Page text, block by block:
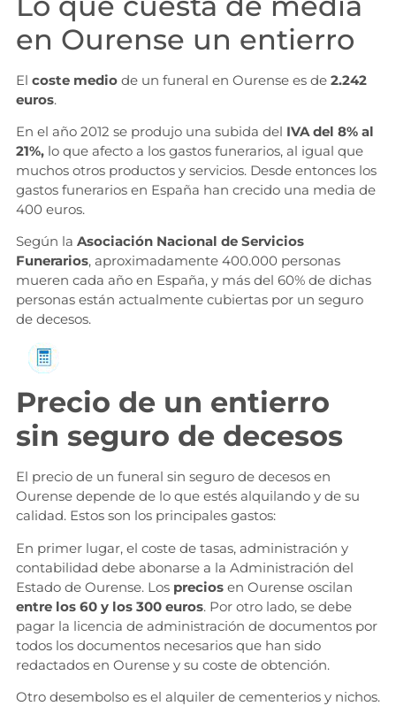
en Ourense un entierro
El coste mediode un funeral en Ourense es de 2.242
euros.
En el año 2012 se produjo una subida del IVA del 8% al
21%,lo que afecto a los gastos funerarios, al igual que
muchos otros productos y servicios. Desde entonces los
gastos funerarios en España han crecido una media de
400 euros.
Según la Asociación Nacional de Servicios
Funerarios, aproximadamente 400.000 personas
mueren cada año en España, y más del 60% de dichas
personas están actualmente cubiertas por un seguro
de decesos.
Precio de un entierro
sin seguro de decesos
El precio de un funeral sin seguro de decesos en
Ourense depende de lo que estés alquilando y de su
calidad. Estos son los principales gastos:
En primer lugar, el coste de tasas, administración y
contabilidad debe abonarse a la Administración del
Estado de Ourense. Los preciosen Ourense oscilan
entre los 60 y los 300 euros. Por otro lado, se debe
pagar la licencia de administración de documentos por
todos los documentos necesarios que han sido
redactados en Ourense y su coste de obtención.
Otro desembolso es el alquiler de cementerios y nichos.